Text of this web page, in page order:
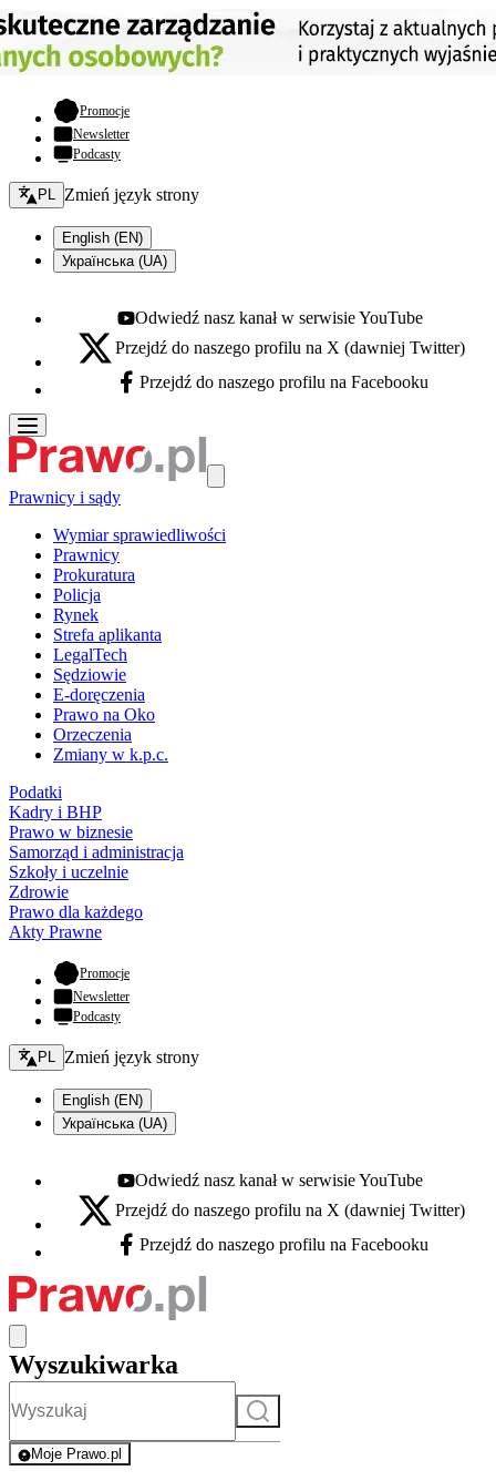
Promocje- otwiera się w nowej karcie
Newsletter
Podcasty
Zmień język - bieżący:
PL Zmień język strony
English (EN)
Українська (UA)
Youtube - otwiera się w nowej karcie
Odwiedź nasz kanał w serwisie YouTube
X - otwiera się w nowej karcie
Przejdź do naszego profilu na X (dawniej Twitter)
Facebook - otwiera się w nowej karcie
Przejdź do naszego profilu na Facebooku
Prawnicy i sądy
Wymiar sprawiedliwości
Prawnicy
Prokuratura
Policja
Rynek
Strefa aplikanta
LegalTech
Sędziowie
E-doręczenia
Prawo na Oko
Orzeczenia
Zmiany w k.p.c.
Podatki
Kadry i BHP
Prawo w biznesie
Samorząd i administracja
Szkoły i uczelnie
Zdrowie
Prawo dla każdego
Akty Prawne
Promocje- otwiera się w nowej karcie
Newsletter
Podcasty
Zmień język - bieżący:
PL Zmień język strony
English (EN)
Українська (UA)
Youtube - otwiera się w nowej karcie
Odwiedź nasz kanał w serwisie YouTube
X - otwiera się w nowej karcie
Przejdź do naszego profilu na X (dawniej Twitter)
Facebook - otwiera się w nowej karcie
Przejdź do naszego profilu na Facebooku
Wyszukiwarka
Szukaj
Moje Prawo.pl
- rejestracja i logowanie do serwisu